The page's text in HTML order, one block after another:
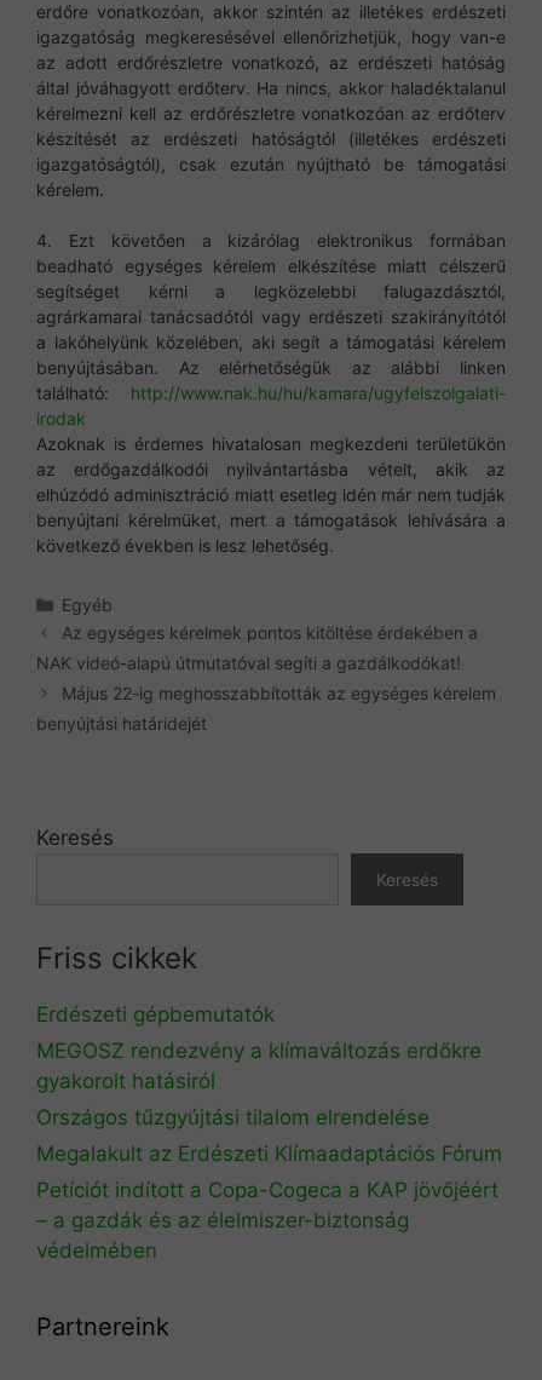
erdőre vonatkozóan, akkor szintén az illetékes erdészeti
igazgatóság megkeresésével ellenőrizhetjük, hogy van-e
az adott erdőrészletre vonatkozó, az erdészeti hatóság
által jóváhagyott erdőterv. Ha nincs, akkor haladéktalanul
kérelmezni kell az erdőrészletre vonatkozóan az erdőterv
készítését az erdészeti hatóságtól (illetékes erdészeti
igazgatóságtól), csak ezután nyújtható be támogatási
kérelem.
4. Ezt követően a kizárólag elektronikus formában
beadható egységes kérelem elkészítése miatt célszerű
segítséget kérni a legközelebbi falugazdásztól,
agrárkamarai tanácsadótól vagy erdészeti szakirányítótól
a lakóhelyünk közelében, aki segít a támogatási kérelem
benyújtásában. Az elérhetőségük az alábbi linken
található: http://www.nak.hu/hu/kamara/ugyfelszolgalati-
irodak
Azoknak is érdemes hivatalosan megkezdeni területükön
az erdőgazdálkodói nyilvántartásba vételt, akik az
elhúzódó adminisztráció miatt esetleg idén már nem tudják
benyújtani kérelmüket, mert a támogatások lehívására a
következő években is lesz lehetőség.
Kategória
Egyéb
Az egységes kérelmek pontos kitöltése érdekében a
NAK videó-alapú útmutatóval segíti a gazdálkodókat!
Május 22-ig meghosszabbították az egységes kérelem
benyújtási határidejét
Keresés
Keresés
Friss cikkek
Erdészeti gépbemutatók
MEGOSZ rendezvény a klímaváltozás erdőkre
gyakorolt hatásiról
Országos tűzgyújtási tilalom elrendelése
Megalakult az Erdészeti Klímaadaptációs Fórum
Petíciót indított a Copa-Cogeca a KAP jövőjéért
– a gazdák és az élelmiszer-biztonság
védelmében
Partnereink